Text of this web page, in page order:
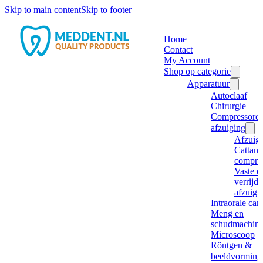
Skip to main contentSkip to footer
Home
Contact
My Account
Shop op categorie
Apparatuur
Autoclaaf
Chirurgie
afzuiging
Cattani
Vaste
Intraorale
Meng en
Microscoop
Röntgen &
beeldvorming